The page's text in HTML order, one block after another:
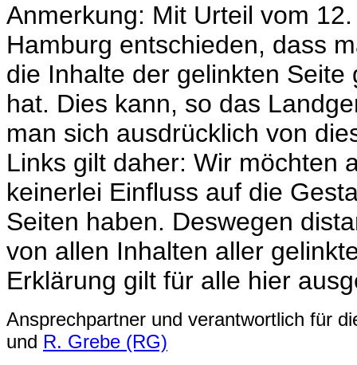
Anmerkung: Mit Urteil vom
Hamburg entschieden, dass
die Inhalte der gelinkten
hat. Dies kann, so das
man sich ausdrücklich von
Links gilt daher: Wir möchten
keinerlei Einfluss auf die
Seiten haben. Deswegen
von allen Inhalten aller
Erklärung gilt für alle hier
Ansprechpartner und verantwortlich für
und R. Grebe (RG)